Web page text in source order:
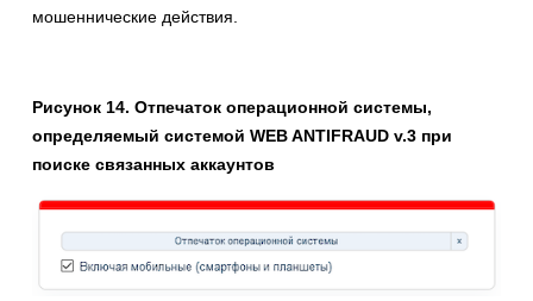
мошеннические действия.
Рисунок 14. Отпечаток операционной системы,
определяемый системой WEB ANTIFRAUD v.3 при
поиске связанных аккаунтов